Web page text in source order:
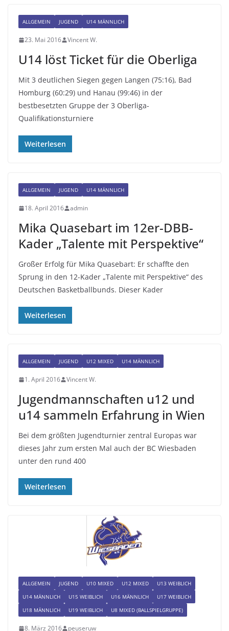
ALLGEMEIN JUGEND U14 MÄNNLICH
23. Mai 2016 Vincent W.
U14 löst Ticket für die Oberliga
Mit 3 deutlichen Siegen gegen Langen (75:16), Bad
Homburg (60:29) und Hanau (99:46) in der
bestbesetzten Gruppe der 3 Oberliga-
Qualifikationsturniere
Weiterlesen
ALLGEMEIN JUGEND U14 MÄNNLICH
18. April 2016 admin
Mika Quasebart im 12er-DBB-
Kader „Talente mit Perspektive“
Großer Erfolg für Mika Quasebart: Er schaffte den
Sprung in den 12-Kader „Talente mit Perspektive“ des
Deutschen Basketballbunds. Dieser Kader
Weiterlesen
ALLGEMEIN JUGEND U12 MIXED U14 MÄNNLICH
1. April 2016 Vincent W.
Jugendmannschaften u12 und
u14 sammeln Erfahrung in Wien
Bei dem größten Jugendturnier zentral Europas war
dieses Jahr zum ersten Mal auch der BC Wiesbaden
unter den rund 400
Weiterlesen
ALLGEMEIN JUGEND U10 MIXED U12 MIXED
U13 WEIBLICH
U14 MÄNNLICH
U15 WEIBLICH U16 MÄNNLICH
U17 WEIBLICH
U18 MÄNNLICH
U19 WEIBLICH U8 MIXED (BALLSPIELGRUPPE)
8. März 2016 peuseruw